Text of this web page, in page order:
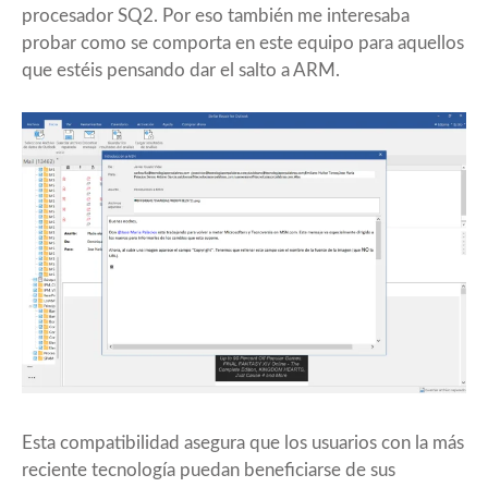
procesador SQ2. Por eso también me interesaba
probar como se comporta en este equipo para aquellos
que estéis pensando dar el salto a ARM.
Esta compatibilidad asegura que los usuarios con la más
reciente tecnología puedan beneficiarse de sus